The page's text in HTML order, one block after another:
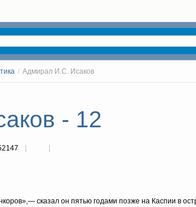
/ Адмирал И.С. Исаков
- 12
сказал он пятью годами позже на Каспии в